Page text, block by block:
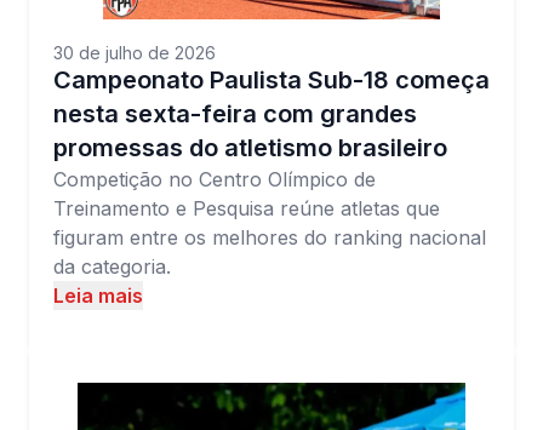
30 de julho de 2026
Campeonato Paulista Sub-18 começa
nesta sexta-feira com grandes
promessas do atletismo brasileiro
Competição no Centro Olímpico de
Treinamento e Pesquisa reúne atletas que
figuram entre os melhores do ranking nacional
da categoria.
Leia mais